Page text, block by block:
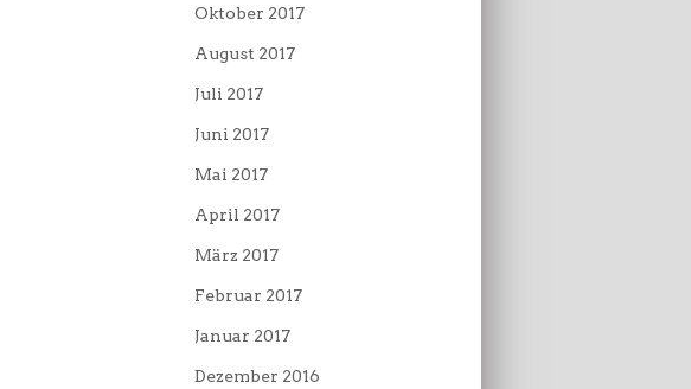
Oktober 2017
August 2017
Juli 2017
Juni 2017
Mai 2017
April 2017
März 2017
Februar 2017
Januar 2017
Dezember 2016